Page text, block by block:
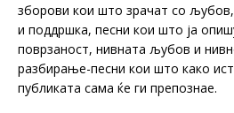
зборови кои што зрачат со
и поддршка, песни кои што ја
поврзаност, нивната љубов и
разбирање-песни кои што како
публиката сама ќе ги препознае.